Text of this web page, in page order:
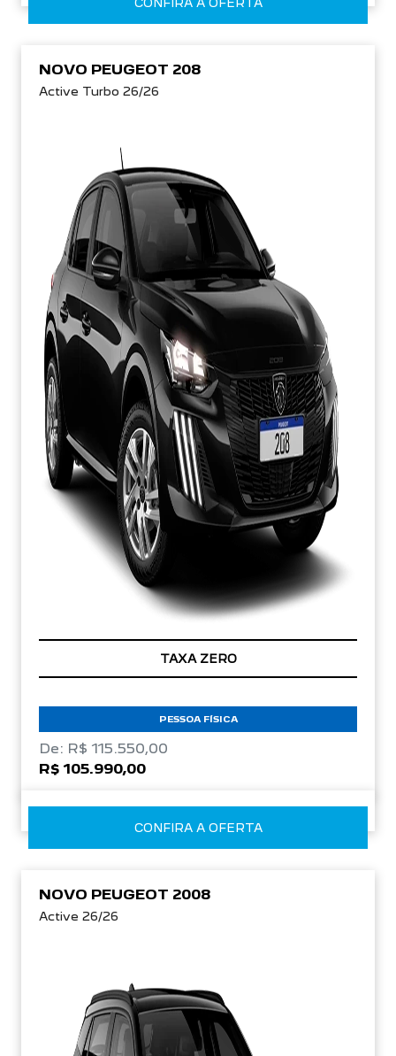
NOVO PEUGEOT 208
Active Turbo 26/26
TAXA ZERO
PESSOA FÍSICA
De: R$ 115.550,00
R$ 105.990,00
CONFIRA A OFERTA
NOVO PEUGEOT 2008
Active 26/26